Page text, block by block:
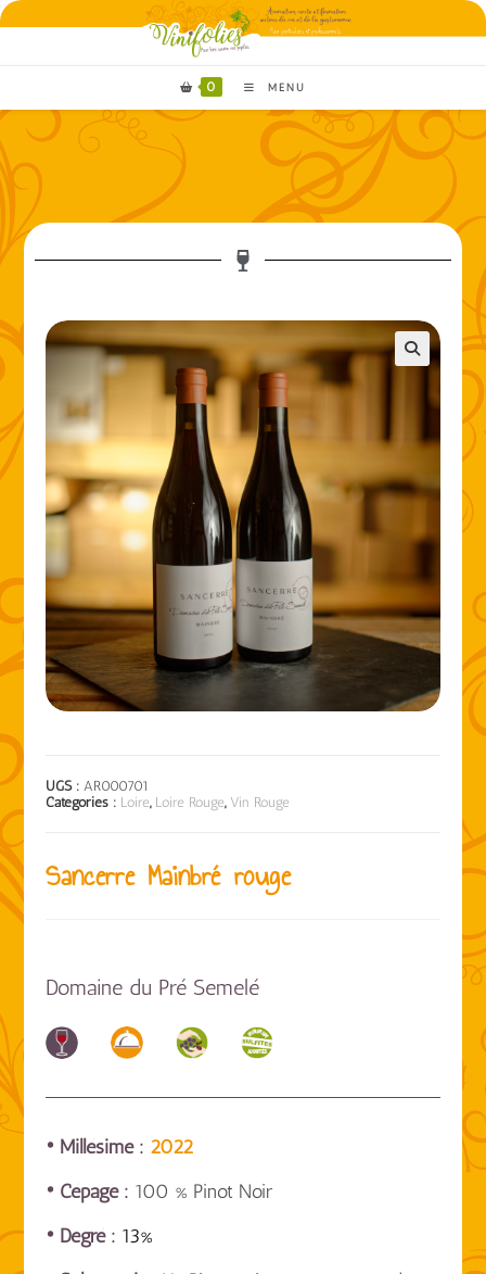
0 MENU
UGS : AR000701
Catégories : Loire, Loire Rouge, Vin Rouge
Sancerre Mainbré rouge
Domaine du Pré Semelé
• Millésime : 2022
• Cépage : 100 % Pinot Noir
• Degré : 13%